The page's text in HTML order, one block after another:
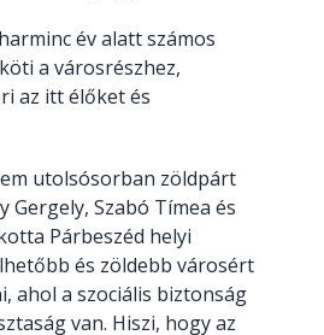
év alatt számos
a városrészhez,
az itt élőket és
utolsósorban zöldpárt
Gergely, Szabó Tímea és
Párbeszéd helyi
és zöldebb városért
ahol a szociális biztonság
van. Hiszi, hogy az